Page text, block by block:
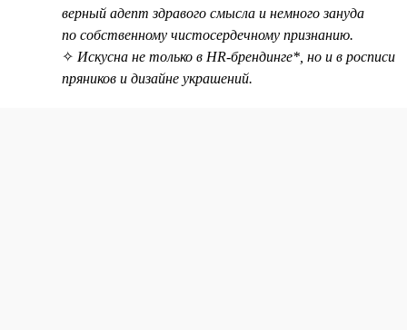
верный адепт здравого смысла и немного зануда
по собственному чистосердечному признанию.
✧ Искусна не только в HR-брендинге*, но и в росписи
пряников и дизайне украшений.